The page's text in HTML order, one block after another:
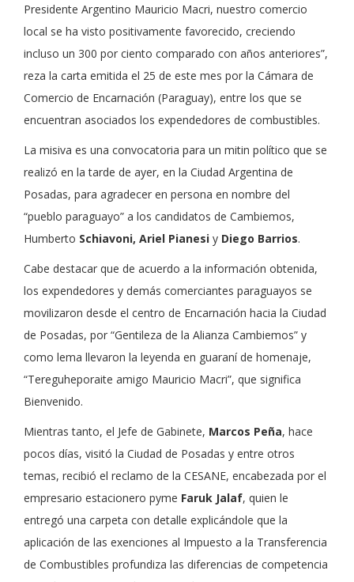
Presidente Argentino Mauricio Macri, nuestro comercio
local se ha visto positivamente favorecido, creciendo
incluso un 300 por ciento comparado con años anteriores”,
reza la carta emitida el 25 de este mes por la Cámara de
Comercio de Encarnación (Paraguay), entre los que se
encuentran asociados los expendedores de combustibles.
La misiva es una convocatoria para un mitin político que se
realizó en la tarde de ayer, en la Ciudad Argentina de
Posadas, para agradecer en persona en nombre del
“pueblo paraguayo” a los candidatos de Cambiemos,
Humberto Schiavoni, Ariel Pianesi y Diego Barrios.
Cabe destacar que de acuerdo a la información obtenida,
los expendedores y demás comerciantes paraguayos se
movilizaron desde el centro de Encarnación hacia la Ciudad
de Posadas, por “Gentileza de la Alianza Cambiemos” y
como lema llevaron la leyenda en guaraní de homenaje,
“Tereguheporaite amigo Mauricio Macri”, que significa
Bienvenido.
Mientras tanto, el Jefe de Gabinete, Marcos Peña, hace
pocos días, visitó la Ciudad de Posadas y entre otros
temas, recibió el reclamo de la CESANE, encabezada por el
empresario estacionero pyme Faruk Jalaf, quien le
entregó una carpeta con detalle explicándole que la
aplicación de las exenciones al Impuesto a la Transferencia
de Combustibles profundiza las diferencias de competencia